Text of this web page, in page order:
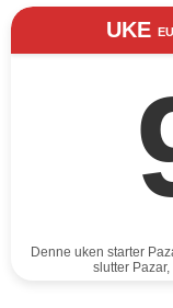
UKE
Denne uken starter
slutter